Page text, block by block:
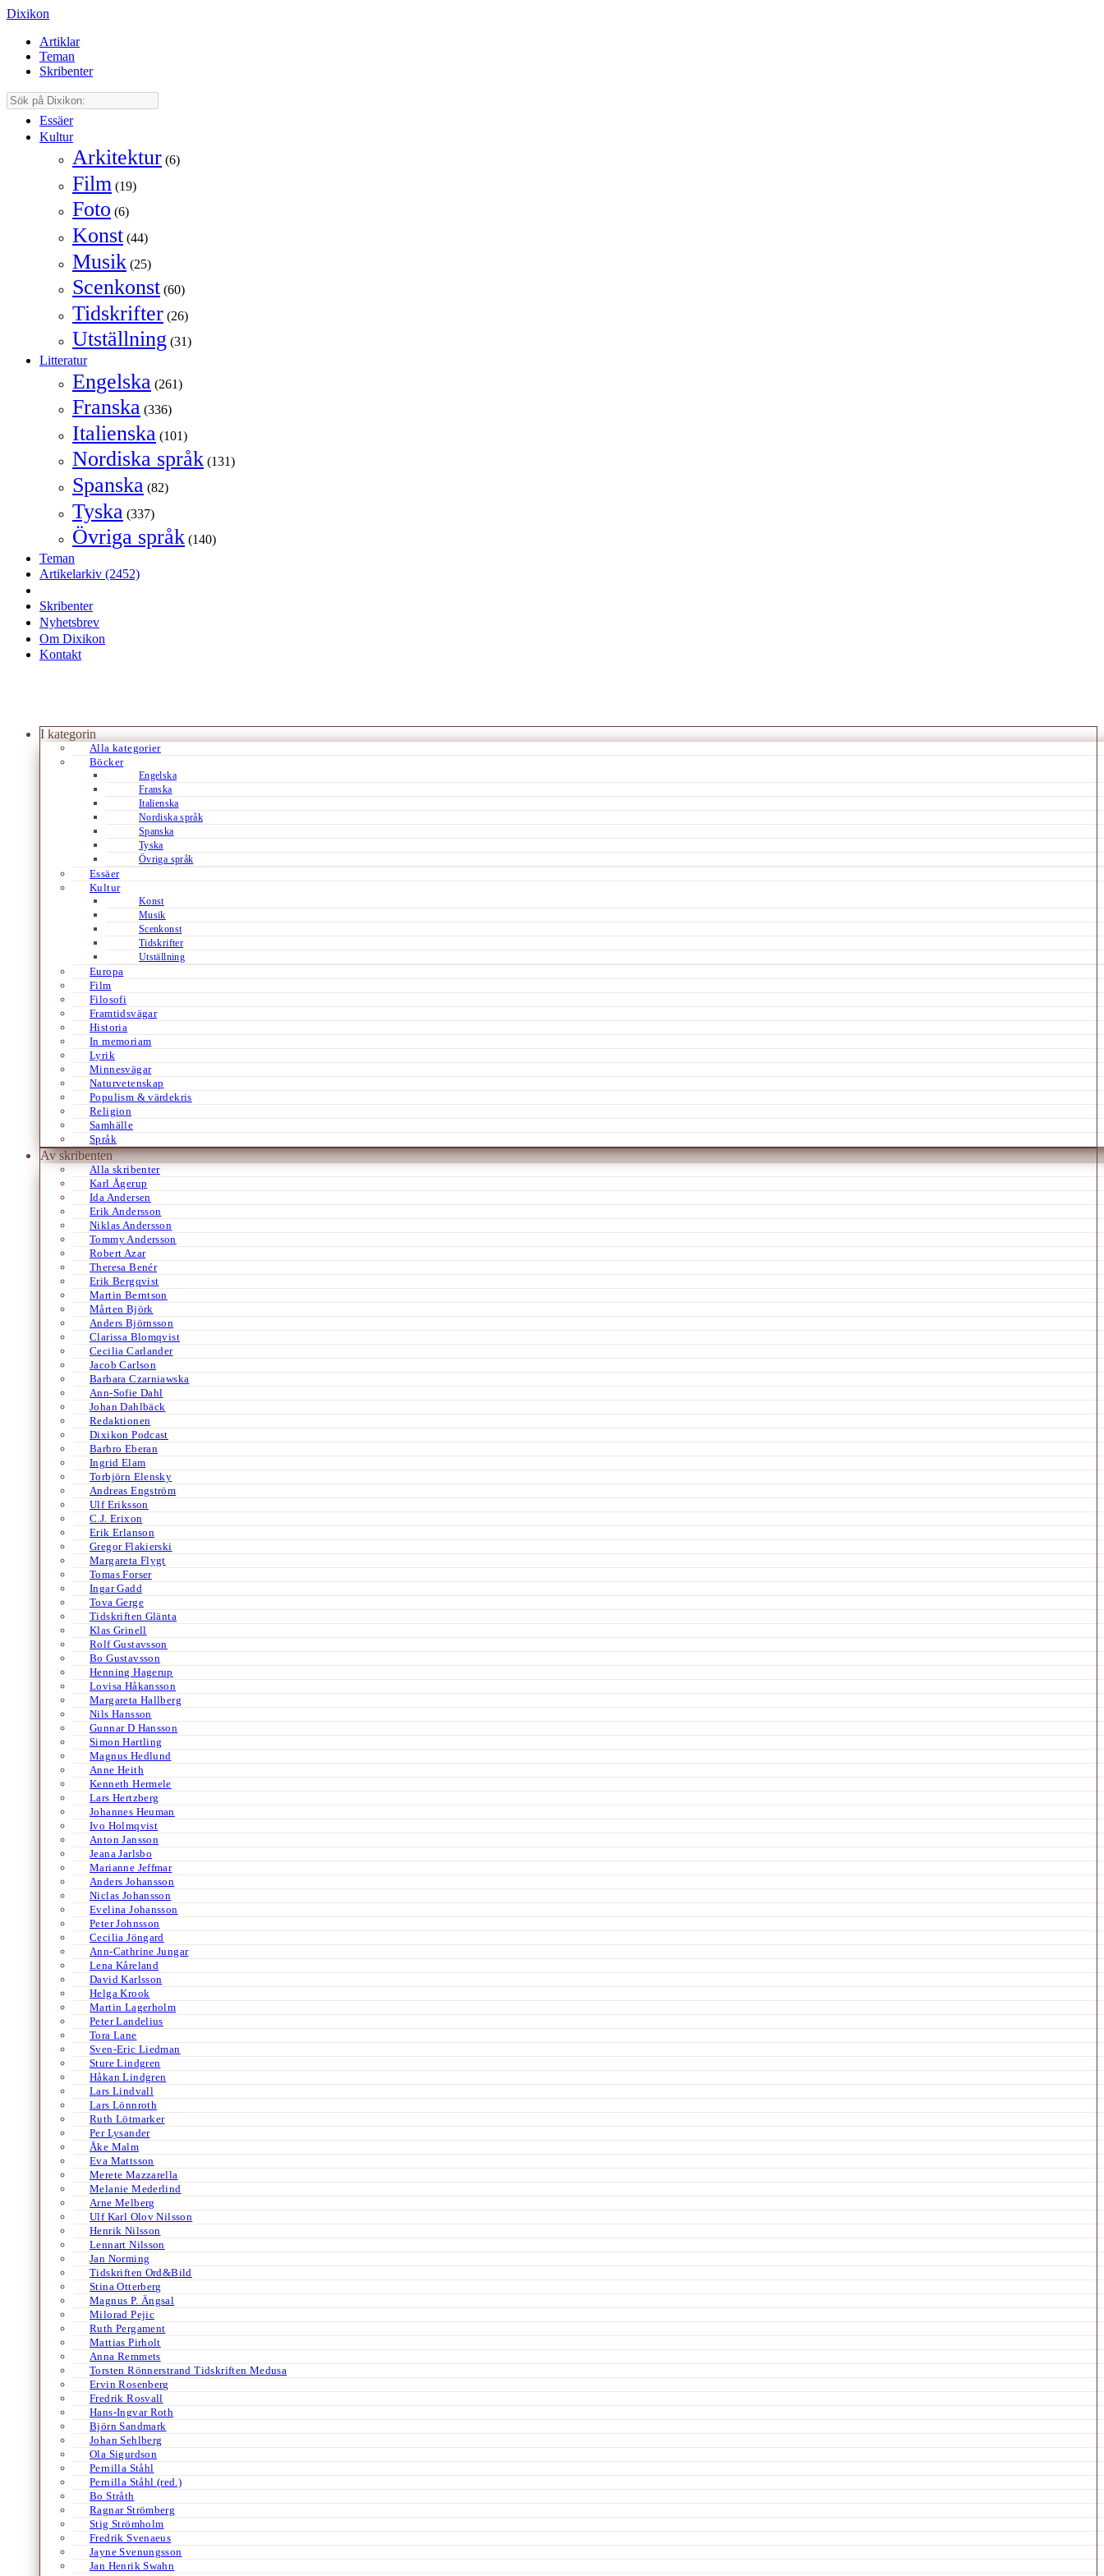
Dixikon
Artiklar
Teman
Skribenter
Essäer
Kultur
Arkitektur (6)
Film (19)
Foto (6)
Konst (44)
Musik (25)
Scenkonst (60)
Tidskrifter (26)
Utställning (31)
Litteratur
Engelska (261)
Franska (336)
Italienska (101)
Nordiska språk (131)
Spanska (82)
Tyska (337)
Övriga språk (140)
Teman
Artikelarkiv (2452)
Skribenter
Nyhetsbrev
Om Dixikon
Kontakt
I kategorin
Alla kategorier
Böcker
Engelska
Franska
Italienska
Nordiska språk
Spanska
Tyska
Övriga språk
Essäer
Kultur
Konst
Musik
Scenkonst
Tidskrifter
Utställning
Europa
Film
Filosofi
Framtidsvägar
Historia
In memoriam
Lyrik
Minnesvägar
Naturvetenskap
Populism & värdekris
Religion
Samhälle
Språk
Av skribenten
Alla skribenter
Karl Ågerup
Ida Andersen
Erik Andersson
Niklas Andersson
Tommy Andersson
Robert Azar
Theresa Benér
Erik Bergqvist
Martin Berntson
Mårten Björk
Anders Björnsson
Clarissa Blomqvist
Cecilia Carlander
Jacob Carlson
Barbara Czarniawska
Ann-Sofie Dahl
Johan Dahlbäck
Redaktionen
Dixikon Podcast
Barbro Eberan
Ingrid Elam
Torbjörn Elensky
Andreas Engström
Ulf Eriksson
C.J. Erixon
Erik Erlanson
Gregor Flakierski
Margareta Flygt
Tomas Forser
Ingar Gadd
Tova Gerge
Tidskriften Glänta
Klas Grinell
Rolf Gustavsson
Bo Gustavsson
Henning Hagerup
Lovisa Håkansson
Margareta Hallberg
Nils Hansson
Gunnar D Hansson
Simon Hartling
Magnus Hedlund
Anne Heith
Kenneth Hermele
Lars Hertzberg
Johannes Heuman
Ivo Holmqvist
Anton Jansson
Jeana Jarlsbo
Marianne Jeffmar
Anders Johansson
Niclas Johansson
Evelina Johansson
Peter Johnsson
Cecilia Jöngard
Ann-Cathrine Jungar
Lena Kåreland
David Karlsson
Helga Krook
Martin Lagerholm
Peter Landelius
Tora Lane
Sven-Eric Liedman
Sture Lindgren
Håkan Lindgren
Lars Lindvall
Lars Lönnroth
Ruth Lötmarker
Per Lysander
Åke Malm
Eva Mattsson
Merete Mazzarella
Melanie Mederlind
Arne Melberg
Ulf Karl Olov Nilsson
Henrik Nilsson
Lennart Nilsson
Jan Norming
Tidskriften Ord&Bild
Stina Otterberg
Magnus P. Ängsal
Milorad Pejic
Ruth Pergament
Mattias Pirholt
Anna Remmets
Torsten Rönnerstrand Tidskriften Medusa
Ervin Rosenberg
Fredrik Rosvall
Hans-Ingvar Roth
Björn Sandmark
Johan Sehlberg
Ola Sigurdson
Pernilla Ståhl
Pernilla Ståhl (red.)
Bo Stråth
Ragnar Strömberg
Stig Strömholm
Fredrik Svenaeus
Jayne Svenungsson
Jan Henrik Swahn